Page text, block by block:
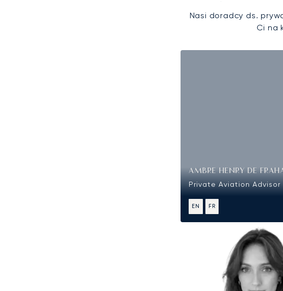
Nasi doradcy ds.
Ci na
AMBRE HENRY DE
Private Aviation Advisor
EN FR